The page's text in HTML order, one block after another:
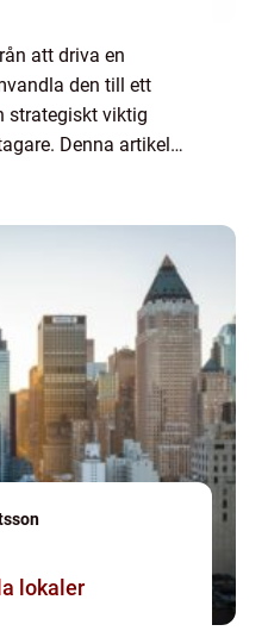
att driva en
den till ett
strategiskt viktig
Denna artikel
lokaler